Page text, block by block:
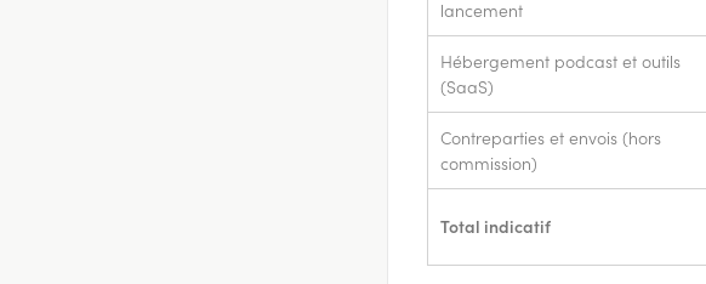
lancement
Hébergement podcast et outils
(SaaS)
Contreparties et envois (hors
commission)
Total indicatif